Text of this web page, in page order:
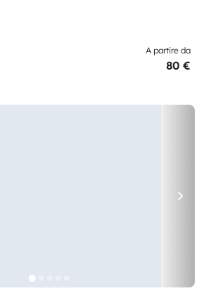
A partire da
80 €